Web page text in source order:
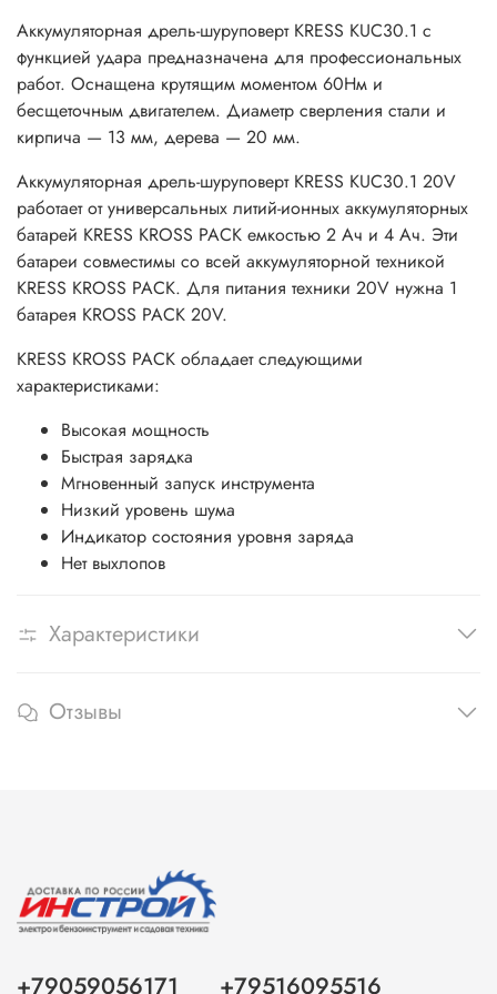
Скорость об/мин
500 / 2100
Подсветка
Да
Вес, кг
1
Вес (брутто), кг
1,42
Размер упаковки (ДxШxВ), см
30,5x21,5x10,1
Гарантия
2 года + 1 год
при
регистрации
Дополнительные аксессуары
Сумка в
комплекте.
Упаковка
Аккумуляторная дрель-шуруповерт KRESS KUC30.1 с
функцией удара предназначена для профессиональных
работ. Оснащена крутящим моментом 60Нм и
бесщеточным двигателем. Диаметр сверления стали и
кирпича — 13 мм, дерева — 20 мм.
Аккумуляторная дрель-шуруповерт KRESS KUC30.1 20V
работает от универсальных литий-ионных аккумуляторных
батарей KRESS KROSS PACK емкостью 2 Ач и 4 Ач. Эти
батареи совместимы со всей аккумуляторной техникой
KRESS KROSS PACK. Для питания техники 20V нужна 1
батарея KROSS PACK 20V.
KRESS KROSS PACK обладает следующими
характеристиками:
Высокая мощность
Быстрая зарядка
Мгновенный запуск инструмента
Низкий уровень шума
Индикатор состояния уровня заряда
Нет выхлопов
Характеристики
Отзывы
+79059056171 +79516095516